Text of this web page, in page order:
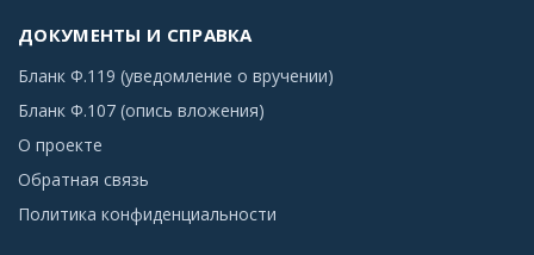
ДОКУМЕНТЫ И СПРАВКА
Бланк Ф.119 (уведомление о вручении)
Бланк Ф.107 (опись вложения)
О проекте
Обратная связь
Политика конфиденциальности